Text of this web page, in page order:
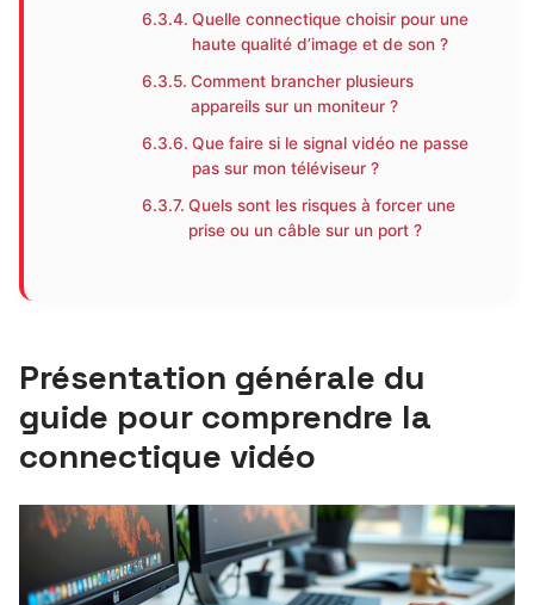
Quelle connectique choisir pour une
haute qualité d’image et de son ?
Comment brancher plusieurs
appareils sur un moniteur ?
Que faire si le signal vidéo ne passe
pas sur mon téléviseur ?
Quels sont les risques à forcer une
prise ou un câble sur un port ?
Présentation générale du
guide pour comprendre la
connectique vidéo